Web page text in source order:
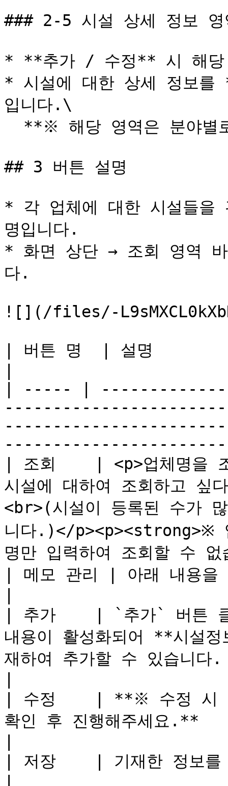
### 2-5 시설 상세 정보 영
* **추가 / 수정** 시 해당
* 시설에 대한 상세 정보
입니다.\
## 3 버튼 설명
* 각 업체에 대한 시설들을
명입니다.
* 화면 상단 → 조회 영역 바
다.
![](/files/-
| 버튼 명  | 설명
| ----- |
| 조회    | <p>업체명을
시설에 대하여 조회하고 싶
<br>(시설이 등록된 수가
니다.)</p><p><strong>※
명만 입력하여 조회할 수
| 메모 관리 | 아래 내용을
| 추가    | `추가` 버튼
내용이 활성화되어 **시설
재하여 추가할 수 있습니다.
| 수정    | **※ 수정 시 기
확인 후 진행해주세요.**
| 저장    | 기재한 정보를